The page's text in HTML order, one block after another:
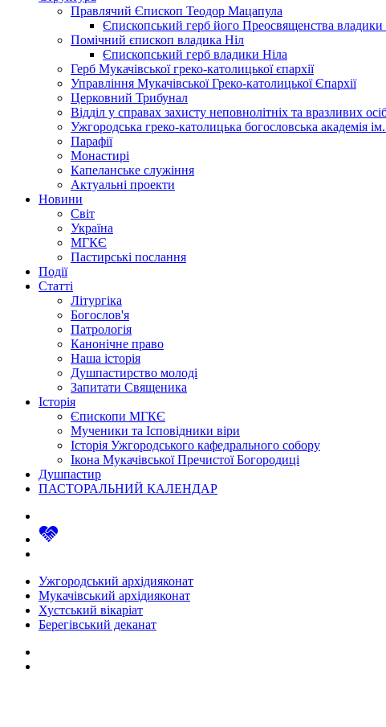
Правлячий Єпископ Теодор Мацапула
Єпископський герб його Преосвященства владики
Помічний єпископ владика Ніл
Єпископський герб владики Ніла
Герб Мукачівської греко-католицької єпархії
Управління Мукачівської Греко-католицької Єпархії
Церковний Трибунал
Відділ у справах захисту неповнолітніх та вразливих
Ужгородська греко-католицька богословська академія
Парафії
Монастирі
Капеланське служіння
Актуальні проекти
Новини
Світ
Україна
МГКЄ
Пастирські послання
Події
Статті
Літургіка
Богослов'я
Патрологія
Канонічне право
Наша історія
Душпастирство молоді
Запитати Священика
Історія
Єпископи МГКЄ
Мученики та Ісповідники віри
Історія Ужгородського кафедрального собору
Ікона Мукачівської Пречистої Богородиці
Душпастир
ПАСТОРАЛЬНИЙ КАЛЕНДАР
Ужгородський архідияконат
Мукачівський архідияконат
Хустський вікаріат
Берегівський деканат